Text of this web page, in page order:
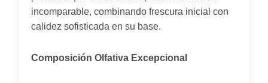
incomparable, combinando frescura inicial con
calidez sofisticada en su base.
Composición Olfativa Excepcional